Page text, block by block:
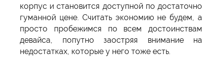
корпус и становится доступной по достаточно
гуманной цене. Считать экономию не будем, а
просто пробежимся по всем достоинствам
девайса, попутно заостряя внимание на
недостатках, которые у него тоже есть.